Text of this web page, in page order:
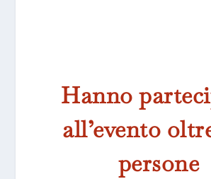
Hanno
all’evento
persone